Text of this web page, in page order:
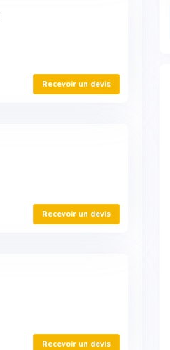
Recevoir un devis
Recevoir un devis
Recevoir un devis